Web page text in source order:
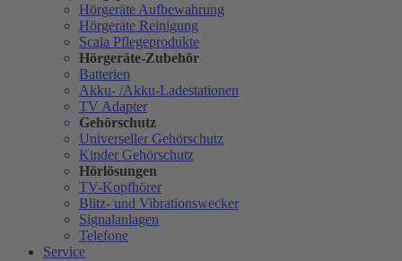
Hörgeräte Aufbewahrung
Hörgeräte Reinigung
Scala Pflegeprodukte
Hörgeräte-Zubehör
Batterien
Akku- /Akku-Ladestationen
TV Adapter
Gehörschutz
Universeller Gehörschutz
Kinder Gehörschutz
Hörlösungen
TV-Kopfhörer
Blitz- und Vibrationswecker
Signalanlagen
Telefone
Service